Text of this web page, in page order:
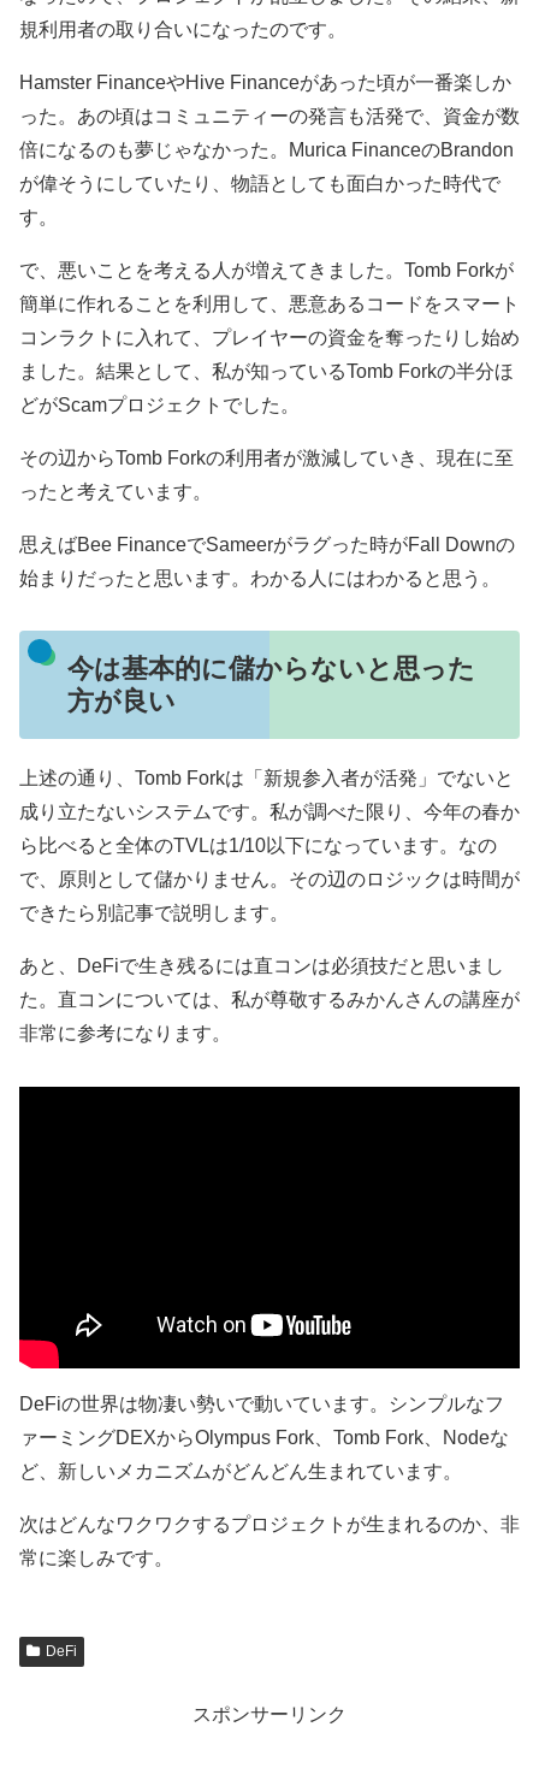
規利用者の取り合いになったのです。
Hamster FinanceやHive Financeがあった頃が一番楽しか
った。あの頃はコミュニティーの発言も活発で、資金が数
倍になるのも夢じゃなかった。Murica FinanceのBrandon
が偉そうにしていたり、物語としても面白かった時代で
す。
で、悪いことを考える人が増えてきました。Tomb Forkが
簡単に作れることを利用して、悪意あるコードをスマート
コンラクトに入れて、プレイヤーの資金を奪ったりし始め
ました。結果として、私が知っているTomb Forkの半分ほ
どがScamプロジェクトでした。
その辺からTomb Forkの利用者が激減していき、現在に至
ったと考えています。
思えばBee FinanceでSameerがラグった時がFall Downの
始まりだったと思います。わかる人にはわかると思う。
今は基本的に儲からないと思った
方が良い
上述の通り、Tomb Forkは「新規参入者が活発」でないと
成り立たないシステムです。私が調べた限り、今年の春か
ら比べると全体のTVLは1/10以下になっています。なの
で、原則として儲かりません。その辺のロジックは時間が
できたら別記事で説明します。
あと、DeFiで生き残るには直コンは必須技だと思いまし
た。直コンについては、私が尊敬するみかんさんの講座が
非常に参考になります。
DeFiの世界は物凄い勢いで動いています。シンプルなフ
ァーミングDEXからOlympus Fork、Tomb Fork、Nodeな
ど、新しいメカニズムがどんどん生まれています。
次はどんなワクワクするプロジェクトが生まれるのか、非
常に楽しみです。
DeFi
スポンサーリンク